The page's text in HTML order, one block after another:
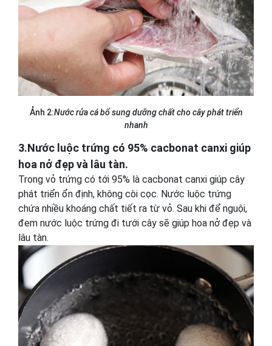
Ảnh 2:Nước rửa cá bổ sung dưỡng chất cho cây phát triển
nhanh
3.Nước luộc trứng có 95% cacbonat canxi giúp
hoa nở đẹp và lâu tàn.
Trong vỏ trứng có tới 95% là cacbonat canxi giúp cây
phát triển ổn định, không còi cọc. Nước luộc trứng
chứa nhiều khoáng chất tiết ra từ vỏ. Sau khi để nguội,
đem nước luộc trứng đi tưới cây sẽ giúp hoa nở đẹp và
lâu tàn.